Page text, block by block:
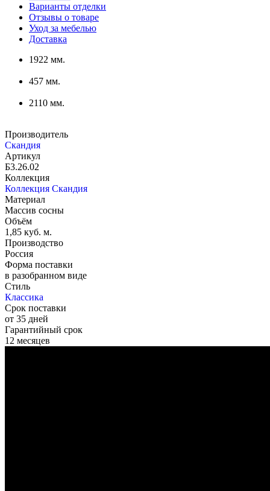
Варианты отделки
Отзывы о товаре
Уход за мебелью
Доставка
1922 мм.
457 мм.
2110 мм.
Производитель
Скандия
Артикул
Б3.26.02
Коллекция
Коллекция Скандия
Материал
Массив сосны
Объём
1,85 куб. м.
Производство
Россия
Форма поставки
в разобранном виде
Стиль
Классика
Срок поставки
от 35 дней
Гарантийный срок
12 месяцев